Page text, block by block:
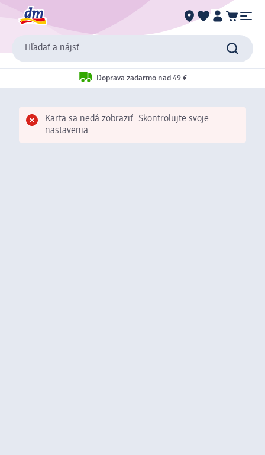
Hľadať a nájsť
Doprava zadarmo nad 49 €
Karta sa nedá zobraziť. Skontrolujte svoje
nastavenia.